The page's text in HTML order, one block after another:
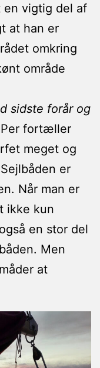
vigtig del af
at han er
omkring
område
sidste forår og
Per fortæller
meget og
er
Når man er
ikke kun
en stor del
Men
at